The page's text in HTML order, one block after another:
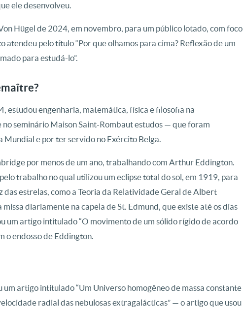
ele desenvolveu.
Hügel de 2024, em novembro, para um público lotado, com foco
atendeu pelo título “Por que olhamos para cima? Reflexão de um
para estudá-lo”.
estudou engenharia, matemática, física e filosofia na
seminário Maison Saint-Rombaut estudos — que foram
e por ter servido no Exército Belga.
por menos de um ano, trabalhando com Arthur Eddington.
trabalho no qual utilizou um eclipse total do sol, em 1919, para
das estrelas, como a Teoria da Relatividade Geral de Albert
diariamente na capela de St. Edmund, que existe até os dias
um artigo intitulado “O movimento de um sólido rígido de acordo
o endosso de Eddington.
artigo intitulado “Um Universo homogêneo de massa constante
radial das nebulosas extragalácticas” — o artigo que usou